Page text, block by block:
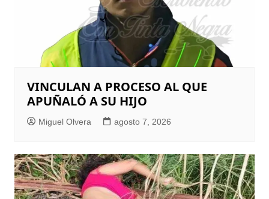
VINCULAN A PROCESO AL QUE
APUÑALÓ A SU HIJO
Miguel Olvera agosto 7, 2026